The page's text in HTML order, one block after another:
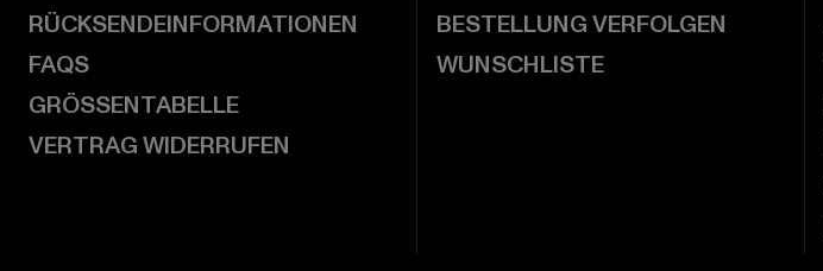
RÜCKSENDEINFORMATIONEN
FAQS
GRÖSSENTABELLE
VERTRAG WIDERRUFEN
BESTELLUNG VERFOLGEN
WUNSCHLISTE